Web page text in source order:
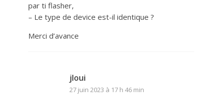
par ti flasher,
– Le type de device est-il identique ?
Merci d’avance
jloui
27 juin 2023 à 17 h 46 min